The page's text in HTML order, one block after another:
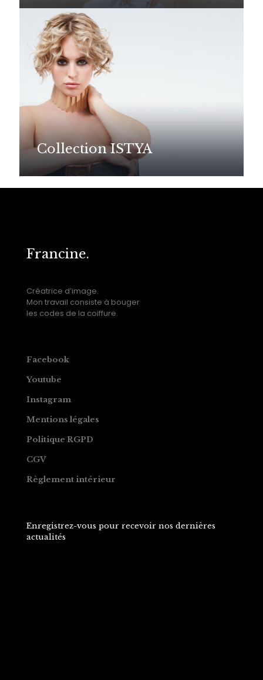
Collection ISTYA
Francine.
Créatrice d’image.
Mon travail consiste à bouger
les codes de la coiffure.
Facebook
Youtube
Instagram
Mentions légales
Politique RGPD
CGV
Règlement intérieur
Enregistrez-vous pour recevoir nos dernières
actualités